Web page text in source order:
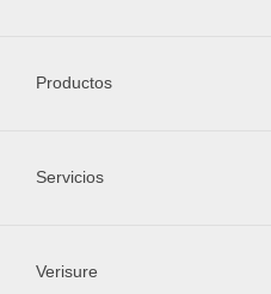
Productos
Servicios
Verisure